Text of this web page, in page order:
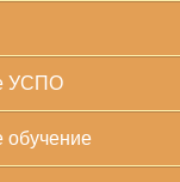
УСПО
обучение